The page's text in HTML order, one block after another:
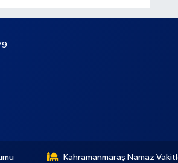
Kahramanmaraş Namaz